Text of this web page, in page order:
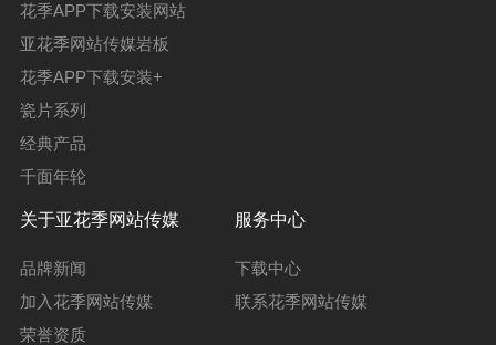
花季APP下载安装网站
亚花季网站传媒岩板
花季APP下载安装+
瓷片系列
经典产品
千面年轮
关于亚花季网站传媒
品牌新闻
加入花季网站传媒
荣誉资质
服务中心
下载中心
联系花季网站传媒